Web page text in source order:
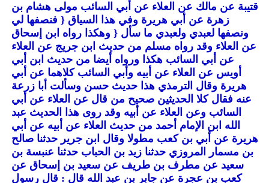
قتيبة عن مالك عن العلاء عن أبي السائب مولى هشام بن
زهرة عن أبي هريرة وفي هذا السياق { فنصفها لي
ونصفها لعبدي ولعبدي ما سأل { وهكذا رواه ابن إسحاق
عن العلاء وقد رواه مسلم من حديث ابن جريج عن العلاء
عن أبي السائب هكذا ورواه أيضا من حديث ابن أبي
أويس عن العلاء عن أبيه وأبي السائب كلاهما عن أبي
هريرة وقال الترمذي هذا حديث حسن وسألت أبا زرعة
عنه فقال كلا الحديثين صحيح من قال عن العلاء عن أبي
السائب وعن العلاء عن أبيه وقد روى هذا الحديث عبد
الله ابن الإمام أحمد من حديث العلاء عن أبيه عن أبي
هريرة عن أبي بن كعب مطولا وقال ابن جرير حدثنا صالح
بن مسمار المروزي حدثنا زيد بن الحباب حدثنا عنبسة بن
سعيد عن مطرف بن طريف عن سعيد بن إسحاق عن
كعب بن عجرة عن جابر بن عبد الله قال : قال رسول